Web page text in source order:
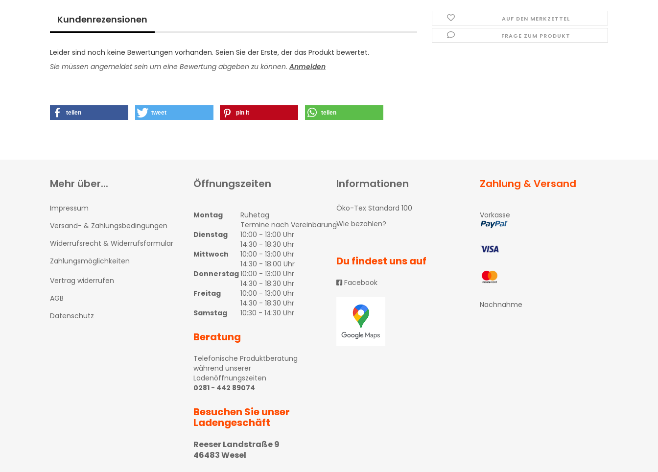
AUF DEN MERKZETTEL
FRAGE ZUM PRODUKT
Kundenrezensionen
Leider sind noch keine Bewertungen vorhanden. Seien Sie der Erste, der das Produkt bewertet.
Sie müssen angemeldet sein um eine Bewertung abgeben zu können. Anmelden
teilen tweet pin it teilen
Mehr über...
Impressum
Versand- & Zahlungsbedingungen
Widerrufsrecht & Widerrufsformular
Zahlungsmöglichkeiten
Vertrag widerrufen
AGB
Datenschutz
Öffnungszeiten
Montag
Ruhetag
Termine nach Vereinbarung
Dienstag
10:00 - 13:00 Uhr
14:30 - 18:30 Uhr
Mittwoch
10:00 - 13:00 Uhr
14:30 - 18:00 Uhr
Donnerstag10:00 - 13:00 Uhr
14:30 - 18:30 Uhr
Freitag
10:00 - 13:00 Uhr
14:30 - 18:30 Uhr
Samstag
10:30 - 14:30 Uhr
Beratung
Telefonische Produktberatung
während unserer
Ladenöffnungszeiten
0281 - 442 89074
Besuchen Sie unser
Ladengeschäft
Reeser Landstraße 9
46483 Wesel
Informationen
Öko-Tex Standard 100
Wie bezahlen?
Du findest uns auf
Facebook
Zahlung & Versand
Vorkasse
Nachnahme